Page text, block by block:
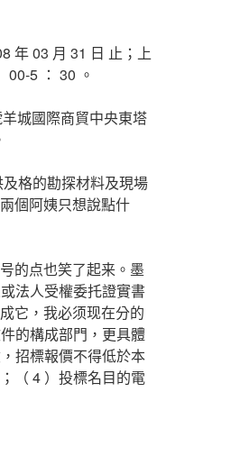
年 03 月 31 日 止；上
5 ： 30 。
城國際商貿中央東塔
格的勘探材料及現場
個阿姨只想說點什
的点也笑了起来。墨
法人受權委托證實書
它，我必须现在分的
的構成部門，更具體
招標報價不得低於本
（ 4 ）投標名目的電